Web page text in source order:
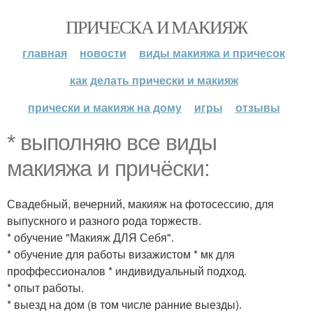
ПРИЧЕСКА И МАКИЯЖ
главная новости
виды макияжа и причесок
как делать прически и макияж
прически и макияж на дому
игры отзывы
* выполняю все виды
макияжа и причёски:
Свадебный, вечерний, макияж на фотосессию, для
выпускного и разного рода торжеств.
* обучение "Макияж ДЛЯ Себя".
* обучение для работы визажистом * мк для
проффессионалов * индивидуальный подход.
* опыт работы.
* выезд на дом (в том числе ранние выезды).